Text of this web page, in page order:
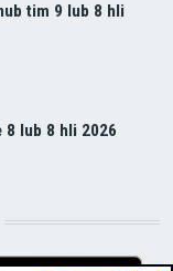
tim 9 lub 8 hli
8 lub 8 hli 2026